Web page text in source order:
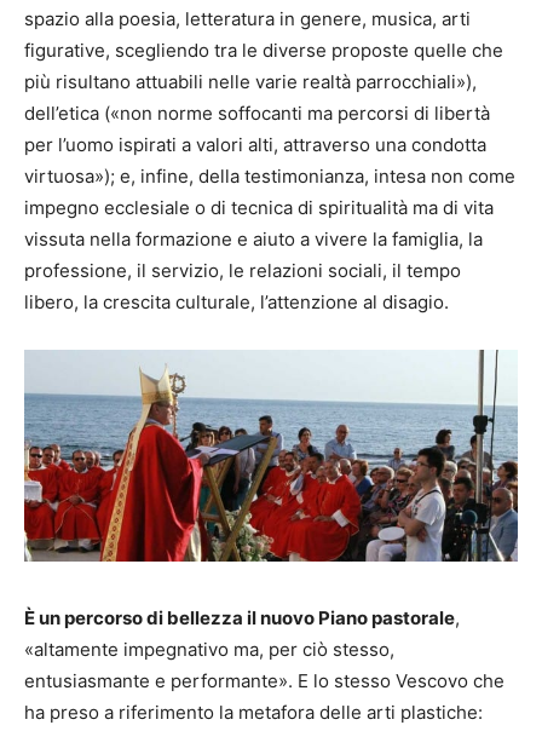
spazio alla poesia, letteratura in genere, musica, arti
figurative, scegliendo tra le diverse proposte quelle che
più risultano attuabili nelle varie realtà parrocchiali»),
dell’etica («non norme soffocanti ma percorsi di libertà
per l’uomo ispirati a valori alti, attraverso una condotta
virtuosa»); e, infine, della testimonianza, intesa non come
impegno ecclesiale o di tecnica di spiritualità ma di vita
vissuta nella formazione e aiuto a vivere la famiglia, la
professione, il servizio, le relazioni sociali, il tempo
libero, la crescita culturale, l’attenzione al disagio.
È un percorso di bellezza il nuovo Piano pastorale,
«altamente impegnativo ma, per ciò stesso,
entusiasmante e performante». E lo stesso Vescovo che
ha preso a riferimento la metafora delle arti plastiche: